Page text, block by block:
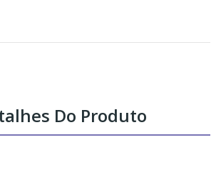
Do Produto